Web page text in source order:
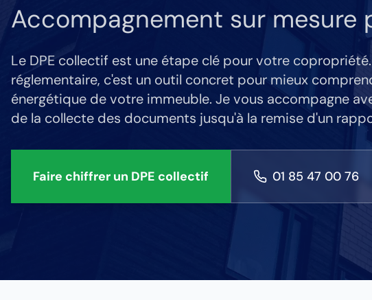
Accompagnement sur
Le DPE collectif est une étape clé pour votre
réglementaire, c'est un outil concret pour mieux
énergétique de votre immeuble. Je vous accompagne
de la collecte des documents jusqu'à la remise d'un
Faire chiffrer un DPE collectif 01 85 47 00 76